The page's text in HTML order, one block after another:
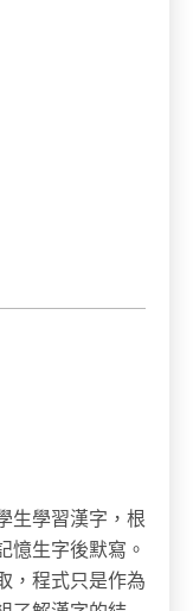
生學習漢字，根
憶生字後默寫。
，程式只是作為